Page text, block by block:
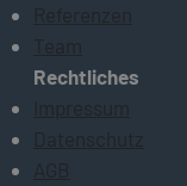
Referenzen
Team
Rechtliches
Impressum
Datenschutz
AGB